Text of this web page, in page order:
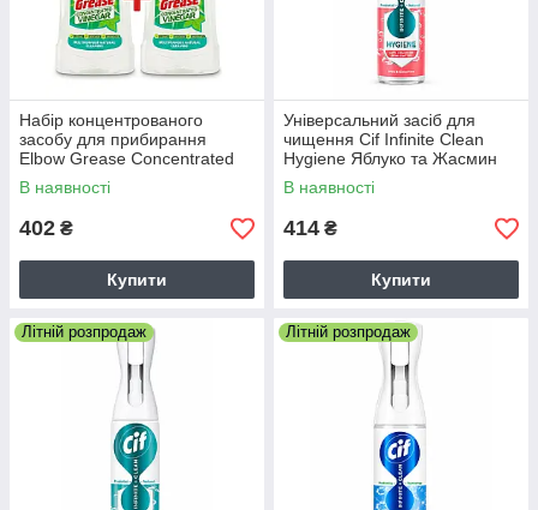
Набір концентрованого
засобу для прибирання
Elbow Grease Concentrated
Vinegar 750 мл + 750 мл (1+1
у подарунок)
В наявності
402 ₴
Купити
Універсальний засіб для
чищення Cif Infinite Clean
Hygiene Яблуко та Жасмин
280 мл
В наявності
414 ₴
Купити
Літній розпродаж Літній розпродаж